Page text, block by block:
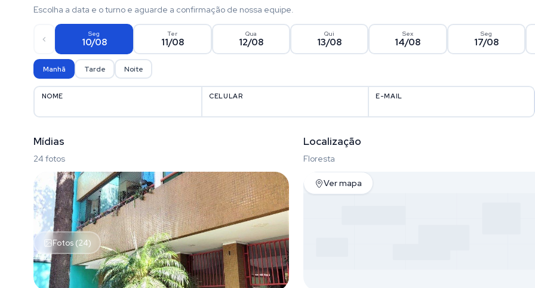
Escolha a data e o turno e aguarde a confirmação de nossa equipe.
Seg
10/08
Ter
11/08
Qua
12/08
Qui
13/08
Sex
14/08
Seg
17/08
Manhã Tarde Noite
NOME CELULAR E-MAIL
Mídias
24 fotos
Fotos (24)
Localização
Floresta
Ver mapa